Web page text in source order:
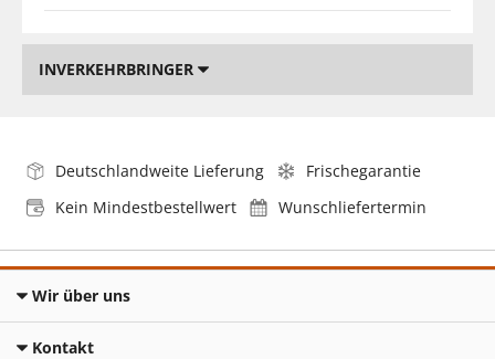
INVERKEHRBRINGER
Deutschlandweite Lieferung
Frischegarantie
Kein Mindestbestellwert
Wunschliefertermin
Wir über uns
Kontakt